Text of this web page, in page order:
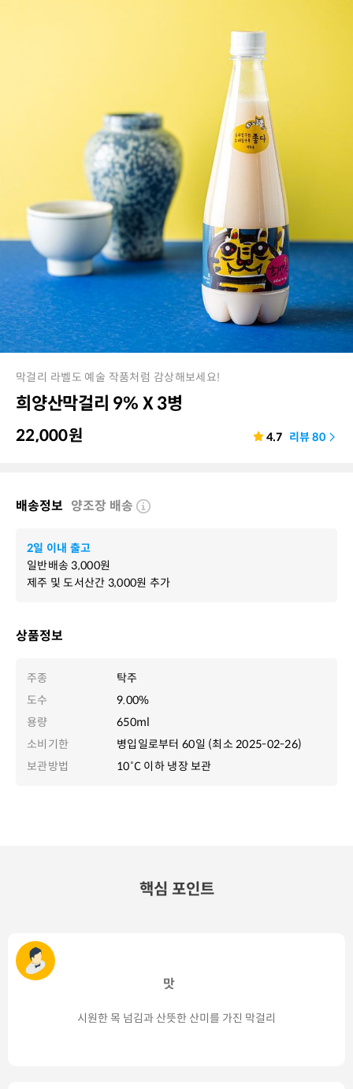
막걸리 라벨도 예술 작품처럼 감상해보세요!
희양산막걸리 9% X 3병
22,000원 4.7 리뷰80
상품정보
주종
탁주
도수
9.00%
용량
650ml
소비기한
병입일로부터 60일 (최소 2025-02-26)
보관방법
10˚C 이하 냉장 보관
배송정보 양조장 배송
2일 이내 출고
일반배송3,000원
제주 및 도서산간 3,000원 추가
핵심 포인트
맛
시원한 목 넘김과 산뜻한 산미를 가진 막걸리